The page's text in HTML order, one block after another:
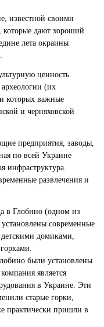
известной своими
дают хороший
лета окраины
ценность.
(их
которых важные
и черняховской
предприятия, заводы,
по всей Украине
инфраструктура.
развлечения и
в Глобино (одном из
современные
детскими домиками,
горками.
были установлены
является
в Украине. Эти
старые горки,
практически пришли в